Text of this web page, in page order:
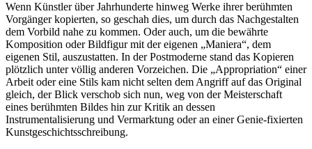
Wenn Künstler über Jahrhunderte hinweg Werke ihrer berühmten
Vorgänger kopierten, so geschah dies, um durch das Nachgestalten
dem Vorbild nahe zu kommen. Oder auch, um die bewährte
Komposition oder Bildfigur mit der eigenen „Maniera“, dem
eigenen Stil, auszustatten. In der Postmoderne stand das Kopieren
plötzlich unter völlig anderen Vorzeichen. Die „Appropriation“ einer
Arbeit oder eine Stils kam nicht selten dem Angriff auf das Original
gleich, der Blick verschob sich nun, weg von der Meisterschaft
eines berühmten Bildes hin zur Kritik an dessen
Instrumentalisierung und Vermarktung oder an einer Genie-fixierten
Kunstgeschichtsschreibung.